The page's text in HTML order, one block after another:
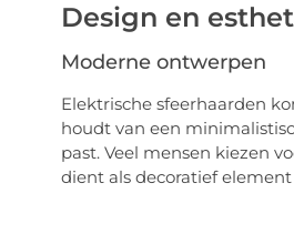
Design en
Moderne ontwerpen
Elektrische sfeerhaarden
houdt van een
past. Veel mensen kiezen
dient als decoratief